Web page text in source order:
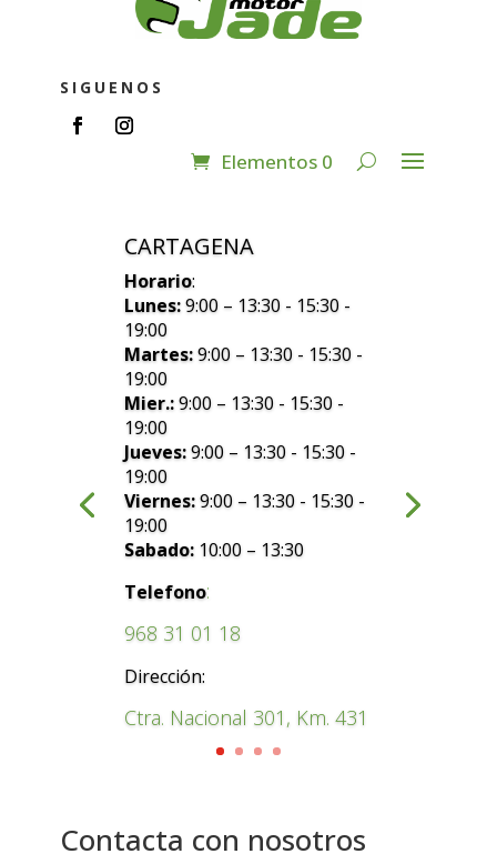
SIGUENOS
Elementos 0
CARTAGENA
Horario:
Lunes:9:00 – 13:30 - 15:30 -
19:00
Martes:9:00 – 13:30 - 15:30 -
19:00
Mier.:9:00 – 13:30 - 15:30 -
19:00
Jueves:9:00 – 13:30 - 15:30 -
19:00
Viernes:9:00 – 13:30 - 15:30 -
19:00
Sabado: 10:00 – 13:30
Telefono:
968 31 01 18
Dirección:
Ctra. Nacional 301, Km. 431
Contacta con nosotros